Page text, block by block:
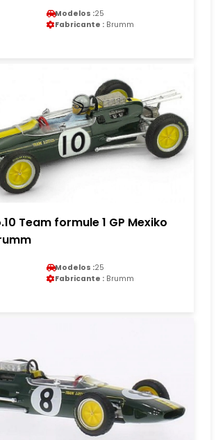
Modelos :25
Fabricante : Brumm
Team formule 1 GP Mexiko
Modelos :25
Fabricante : Brumm